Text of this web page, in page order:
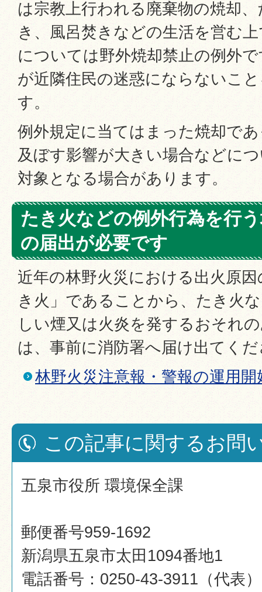
は宗教上行われる廃棄物の焼却
き、風呂焚きなどの生活を営む
については野外焼却禁止の例外
が近隣住民の迷惑にならないこ
す。
例外規定に当てはまった焼却で
及ぼす影響が大きい場合などに
対象となる場合があります。
たき火などの例外行為を行
の届出が必要です
近年の林野火災における出火原
き火」であることから、たき火
しい煙又は火炎を発するおそれ
は、事前に消防署へ届け出てく
林野火災注意報・警報の運用
この記事に関するお問
五泉市役所 環境保全課
郵便番号959-1692
新潟県五泉市太田1094番地1
電話番号：0250-43-3911（代表